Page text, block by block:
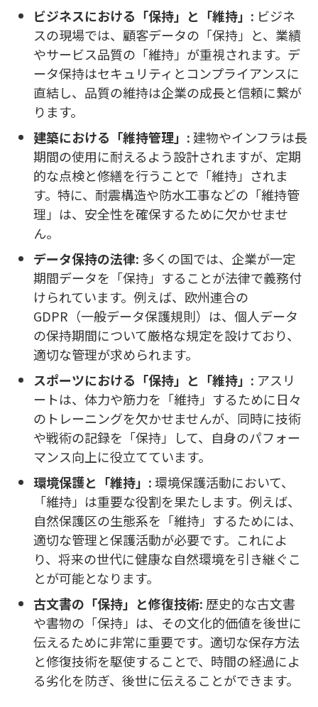
ビジネスにおける「保持」と「維持」: ビジネ
スの現場では、顧客データの「保持」と、業績
やサービス品質の「維持」が重視されます。デ
ータ保持はセキュリティとコンプライアンスに
直結し、品質の維持は企業の成長と信頼に繋が
ります。
建築における「維持管理」:建物やインフラは長
期間の使用に耐えるよう設計されますが、定期
的な点検と修繕を行うことで「維持」されま
す。特に、耐震構造や防水工事などの「維持管
理」は、安全性を確保するために欠かせませ
ん。
データ保持の法律: 多くの国では、企業が一定
期間データを「保持」することが法律で義務付
けられています。例えば、欧州連合の
GDPR（一般データ保護規則）は、個人データ
の保持期間について厳格な規定を設けており、
適切な管理が求められます。
スポーツにおける「保持」と「維持」: アスリ
ートは、体力や筋力を「維持」するために日々
のトレーニングを欠かせませんが、同時に技術
や戦術の記録を「保持」して、自身のパフォー
マンス向上に役立てています。
環境保護と「維持」:環境保護活動において、
「維持」は重要な役割を果たします。例えば、
自然保護区の生態系を「維持」するためには、
適切な管理と保護活動が必要です。これによ
り、将来の世代に健康な自然環境を引き継ぐこ
とが可能となります。
古文書の「保持」と修復技術: 歴史的な古文書
や書物の「保持」は、その文化的価値を後世に
伝えるために非常に重要です。適切な保存方法
と修復技術を駆使することで、時間の経過によ
る劣化を防ぎ、後世に伝えることができます。